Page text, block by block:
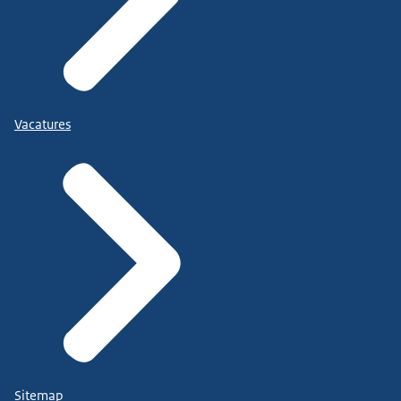
Vacatures
Sitemap